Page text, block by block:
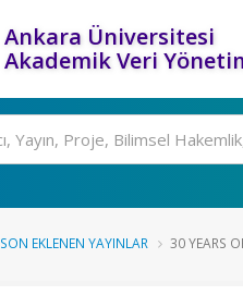
Ankara Üniversitesi
Akademik Veri
SON EKLENEN YAYINLAR 30 YEARS